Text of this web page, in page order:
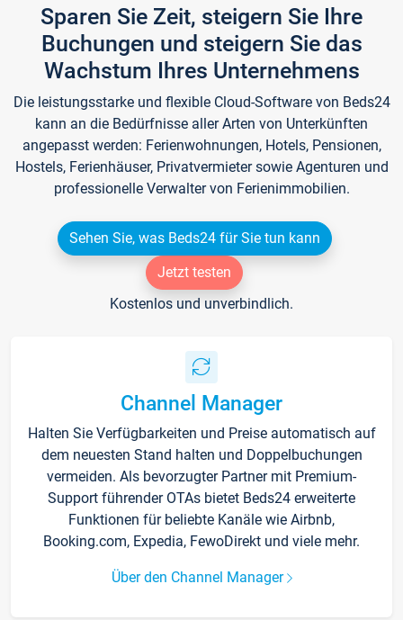
Sparen Sie Zeit, steigern Sie Ihre
Buchungen und steigern Sie das
Wachstum Ihres Unternehmens
Die leistungsstarke und flexible Cloud-Software von Beds24
kann an die Bedürfnisse aller Arten von Unterkünften
angepasst werden: Ferienwohnungen, Hotels, Pensionen,
Hostels, Ferienhäuser, Privatvermieter sowie Agenturen und
professionelle Verwalter von Ferienimmobilien.
Sehen Sie, was Beds24 für Sie tun kann
Jetzt testen
Kostenlos und unverbindlich.
Channel Manager
Halten Sie Verfügbarkeiten und Preise automatisch auf
dem neuesten Stand halten und Doppelbuchungen
vermeiden. Als bevorzugter Partner mit Premium-
Support führender OTAs bietet Beds24 erweiterte
Funktionen für beliebte Kanäle wie Airbnb,
Booking.com, Expedia, FewoDirekt und viele mehr.
Über den Channel Manager